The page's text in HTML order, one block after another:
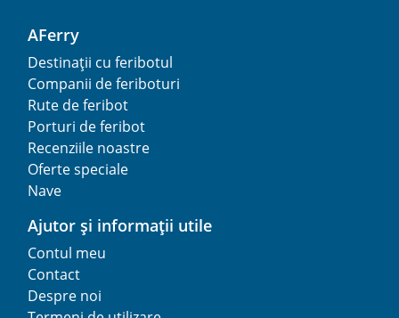
AFerry
Destinații cu feribotul
Companii de feriboturi
Rute de feribot
Porturi de feribot
Recenziile noastre
Oferte speciale
Nave
Ajutor și informații utile
Contul meu
Contact
Despre noi